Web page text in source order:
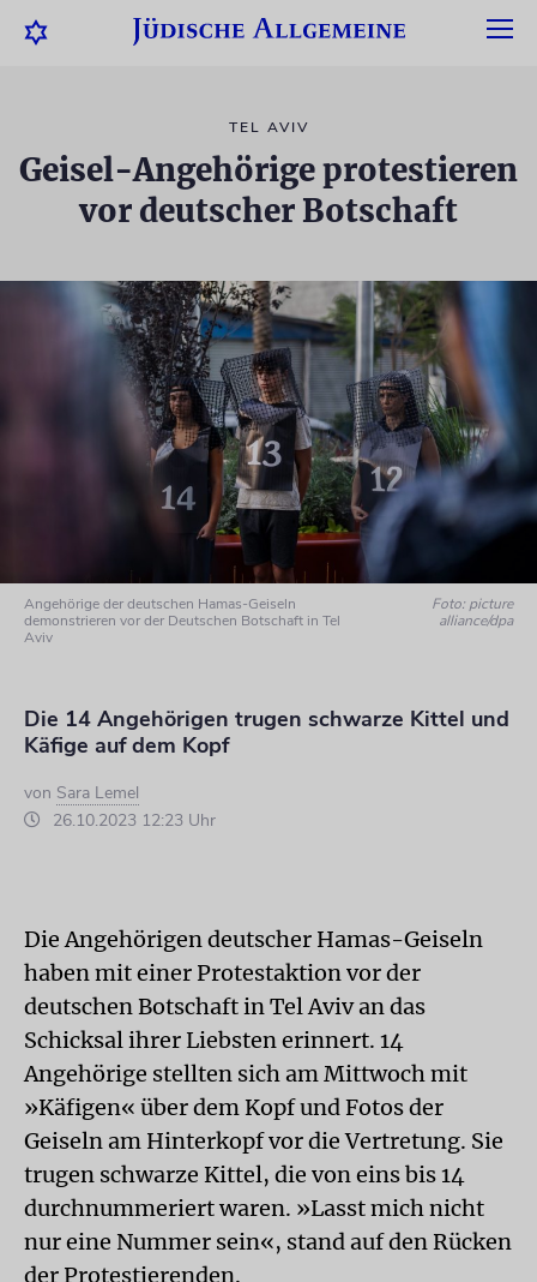
TEL AVIV
Geisel-Angehörige protestieren
vor deutscher Botschaft
Angehörige der deutschen Hamas-Geiseln
demonstrieren vor der Deutschen Botschaft in Tel
Aviv
Foto: picture
alliance/dpa
Die 14 Angehörigen trugen schwarze Kittel und
Käfige auf dem Kopf
von Sara Lemel
26.10.2023 12:23 Uhr
Die Angehörigen deutscher Hamas-Geiseln
haben mit einer Protestaktion vor der
deutschen Botschaft in Tel Aviv an das
Schicksal ihrer Liebsten erinnert. 14
Angehörige stellten sich am Mittwoch mit
»Käfigen« über dem Kopf und Fotos der
Geiseln am Hinterkopf vor die Vertretung. Sie
trugen schwarze Kittel, die von eins bis 14
durchnummeriert waren. »Lasst mich nicht
nur eine Nummer sein«, stand auf den Rücken
der Protestierenden.